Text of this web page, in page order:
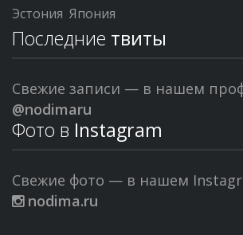
Эстония Япония
Последние твиты
Свежие записи — в нашем
@nodimaru
Фото в Instagram
Свежие фото — в нашем
nodima.ru